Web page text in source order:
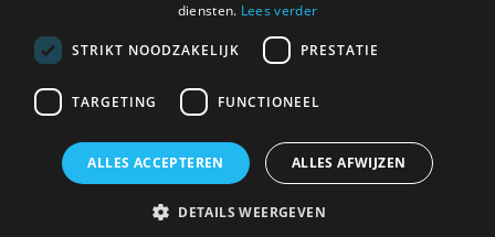
© 2026 Slotenmaker Mathias. KBO 0736.938.296 · BE 0736 938
296 · Erkend en verzekerd vakman.
0493 / 08 93 59
24/7, direct ter plaatse
diensten. Lees verder
STRIKT NOODZAKELIJK PRESTATIE
TARGETING FUNCTIONEEL
ALLES ACCEPTEREN ALLES AFWIJZEN
DETAILS WEERGEVEN